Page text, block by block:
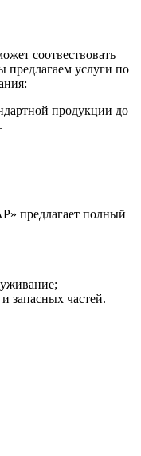
соотвествовать
предлагаем услуги по
продукции до
предлагает полный
запасных частей.